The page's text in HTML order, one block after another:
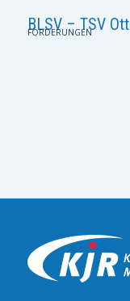
BLSV – TSV
FÖRDERUNGEN